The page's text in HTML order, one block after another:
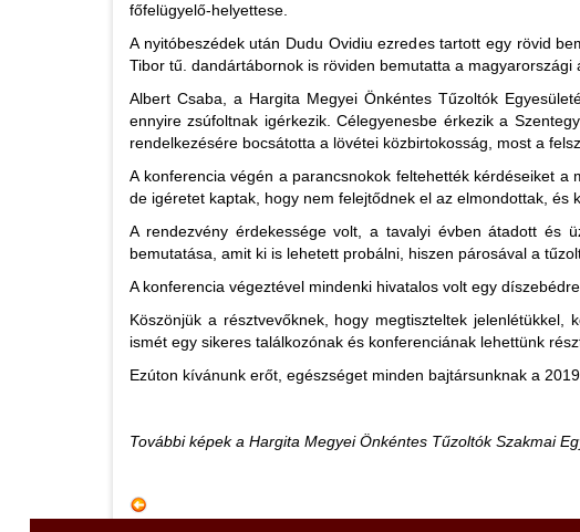
főfelügyelő-helyettese.
A nyitóbeszédek után Dudu Ovidiu ezredes tartott egy rövid
Tibor tű. dandártábornok is röviden bemutatta a magyarországi
Albert Csaba, a Hargita Megyei Önkéntes Tűzoltók
ennyire zsúfoltnak igérkezik. Célegyenesbe érkezik a
rendelkezésére bocsátotta a lövétei közbirtokosság, most a
A konferencia végén a parancsnokok feltehették kérdéseiket
de igéretet kaptak, hogy nem felejtődnek el az elmondottak, és
A rendezvény érdekessége volt, a tavalyi évben átadott és
bemutatása, amit ki is lehetett probálni, hiszen párosával a
A konferencia végeztével mindenki hivatalos volt egy
Köszönjük a résztvevőknek, hogy megtiszteltek
ismét egy sikeres találkozónak és konferenciának lehettünk
Ezúton kívánunk erőt, egészséget minden bajtársunknak a
További képek a Hargita Megyei Önkéntes Tűzoltók Szakmai